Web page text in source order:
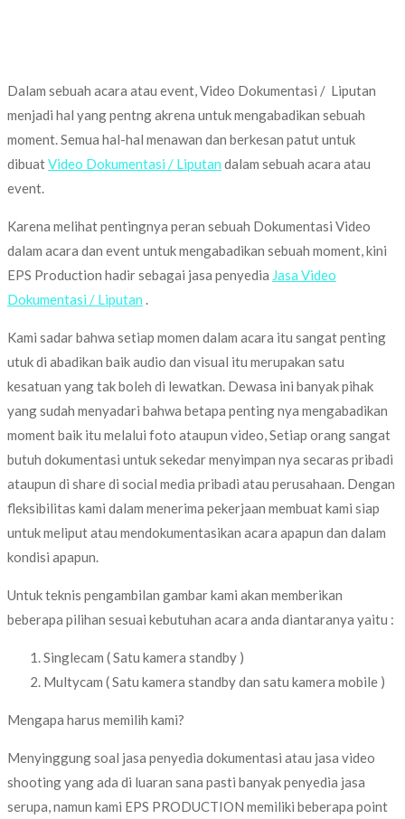
Dalam sebuah acara atau event, Video Dokumentasi / Liputan
menjadi hal yang pentng akrena untuk mengabadikan sebuah
moment. Semua hal-hal menawan dan berkesan patut untuk
dibuatVideo Dokumentasi / Liputan dalam sebuah acara atau
event.
Karena melihat pentingnya peran sebuah Dokumentasi Video
dalam acara dan event untuk mengabadikan sebuah moment, kini
EPS Production hadir sebagai jasa penyedia Jasa Video
Dokumentasi / Liputan .
Kami sadar bahwa setiap momen dalam acara itu sangat penting
utuk di abadikan baik audio dan visual itu merupakan satu
kesatuan yang tak boleh di lewatkan. Dewasa ini banyak pihak
yang sudah menyadari bahwa betapa penting nya mengabadikan
moment baik itu melalui foto ataupun video, Setiap orang sangat
butuh dokumentasi untuk sekedar menyimpan nya secaras pribadi
ataupun di share di social media pribadi atau perusahaan. Dengan
fleksibilitas kami dalam menerima pekerjaan membuat kami siap
untuk meliput atau mendokumentasikan acara apapun dan dalam
kondisi apapun.
Untuk teknis pengambilan gambar kami akan memberikan
beberapa pilihan sesuai kebutuhan acara anda diantaranya yaitu :
Singlecam ( Satu kamera standby )
Multycam ( Satu kamera standby dan satu kamera mobile )
Mengapa harus memilih kami?
Menyinggung soal jasa penyedia dokumentasi atau jasa video
shooting yang ada di luaran sana pasti banyak penyedia jasa
serupa, namun kami EPS PRODUCTION memiliki beberapa point